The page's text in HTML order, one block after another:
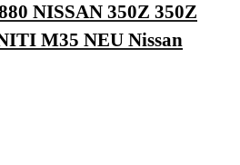
NISSAN 350Z 350Z
M35 NEU Nissan